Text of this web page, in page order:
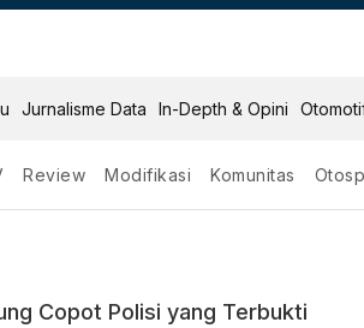
Jurnalisme Data In-Depth & Opini
Review Modifikasi Komunitas
Copot Polisi yang Terbukti